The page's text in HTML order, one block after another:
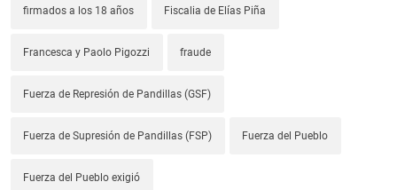
firmados a los 18 años Fiscalia de Elías Piña
Francesca y Paolo Pigozzi fraude
Fuerza de Represión de Pandillas (GSF)
Fuerza de Supresión de Pandillas (FSP) Fuerza del Pueblo
Fuerza del Pueblo exigió